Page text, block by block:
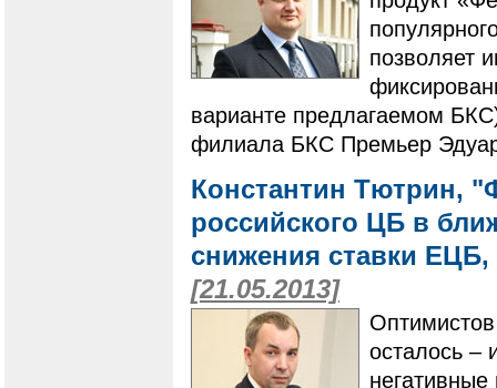
позволяет
варианте предлагаемом
филиала БКС Премьер
Константин Тютрин,
российского ЦБ в
снижения ставки ЕЦБ,
[21.05.2013]
осталось –